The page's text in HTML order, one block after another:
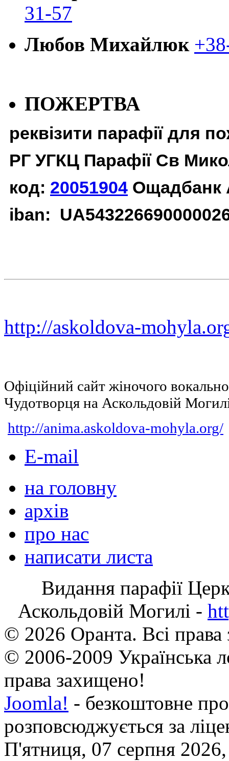
31-57
Любов Михайлюк
ПОЖЕРТВА
реквізити парафії для
РГ УГКЦ Парафії Св
код: 20051904 Ощадбанк
iban:
http://askoldova-
Офіційний сайт жіночого
Чудотворця на Аскольдовій
http://anima.askoldova-mohyla.org/
E-mail
на головну
архів
про нас
написати листа
Видання парафії
Аскольдовій Могилі -
© 2026 Оранта. Всі
© 2006-2009 Українська
права захищено!
Joomla! - безкоштовне
розповсюджується за
П'ятниця, 07 серпня